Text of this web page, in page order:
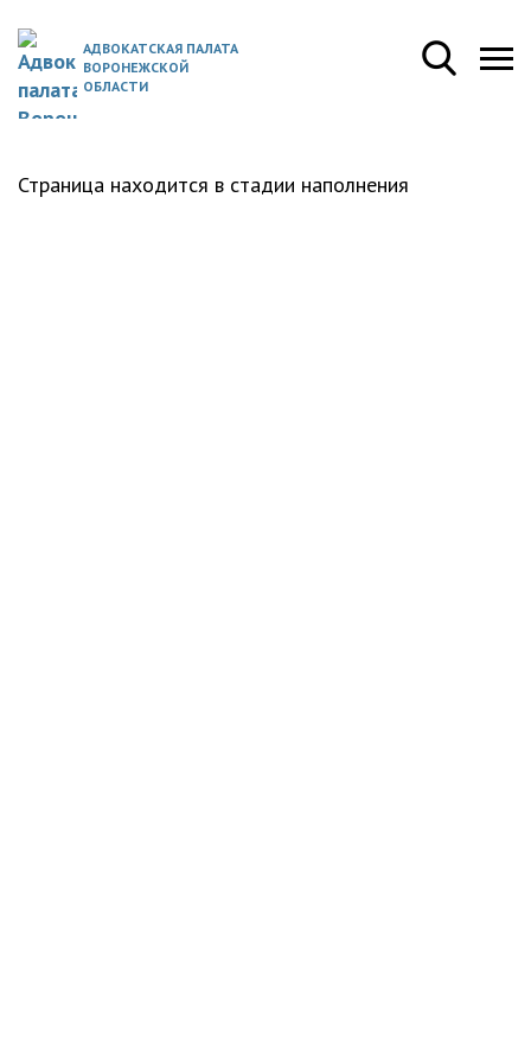
АДВОКАТСКАЯ ПАЛАТА
ВОРОНЕЖСКОЙ
ОБЛАСТИ
Страница находится в стадии наполнения